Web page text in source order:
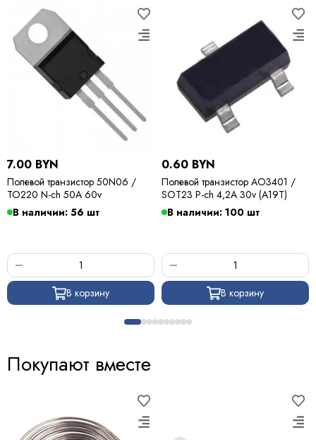
7.00 BYN
Полевой транзистор 50N06 /
TO220 N-ch 50A 60v
В наличии: 56 шт
В корзину
0.60 BYN
Полевой транзистор AO3401 /
SOT23 P-ch 4,2A 30v (A19T)
В наличии: 100 шт
В корзину
Покупают вместе